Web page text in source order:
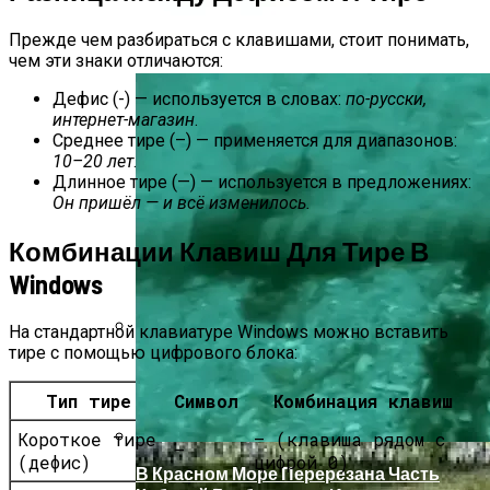
Как Купить Сотовый Поликарбонат В
Нижнем Новгороде
Работе Facebook И Instagram
В Красном Море Перерезана Часть
Прежде чем разбираться с клавишами, стоит понимать,
чем эти знаки отличаются:
Дефис (-) — используется в словах: по-русски,
интернет-магазин.
Среднее тире (–) — применяется для диапазонов:
10–20 лет.
Длинное тире (—) — используется в предложениях:
Он пришёл — и всё изменилось.
Комбинации Клавиш Для Тире В
Windows
На стандартной клавиатуре Windows можно вставить
тире с помощью цифрового блока:
Тип тире Символ
Комбинация клавиш
Короткое тире
(дефис)
—
— (клавиша рядом с
цифрой 0)